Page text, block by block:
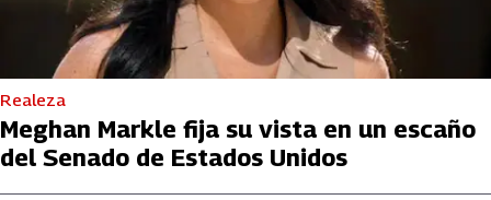
Realeza
Meghan Markle fija su vista en un escaño
del Senado de Estados Unidos